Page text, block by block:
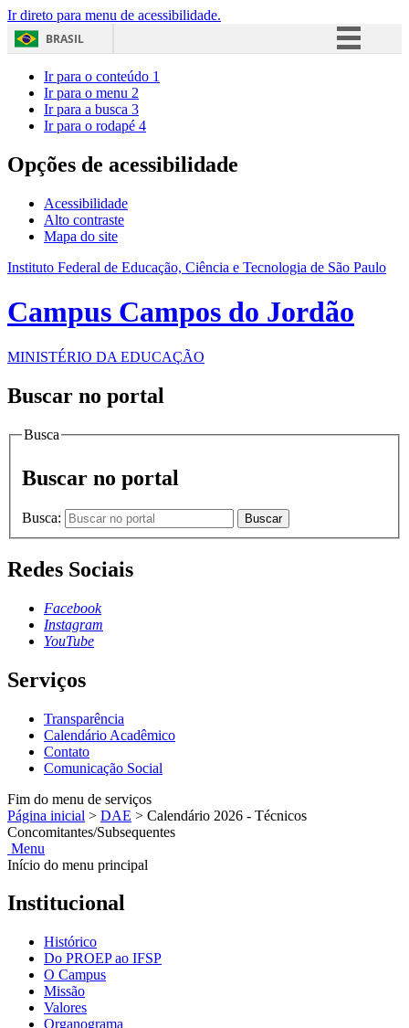
Ir direto para menu de acessibilidade.
BRASIL
Acesso à informação
Ir para o conteúdo 1
Ir para o menu 2
Ir para a busca 3
Ir para o rodapé 4
Opções de acessibilidade
Acessibilidade
Alto contraste
Mapa do site
Instituto Federal de Educação, Ciência e Tecnologia de São Paulo
Campus Campos do Jordão
MINISTÉRIO DA EDUCAÇÃO
Buscar no portal
Busca
Buscar no portal
Busca: Buscar
Redes Sociais
Facebook
Instagram
YouTube
Serviços
Transparência
Calendário Acadêmico
Contato
Comunicação Social
Fim do menu de serviços
Página inicial > DAE > Calendário 2026 - Técnicos
Concomitantes/Subsequentes
Menu
Início do menu principal
Institucional
Histórico
Do PROEP ao IFSP
O Campus
Missão
Valores
Organograma